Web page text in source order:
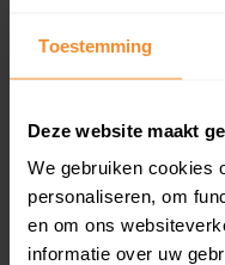
Toestemming
Deze website maakt
We gebruiken cookies
personaliseren, om
en om ons
informatie over uw
en koopdatum)
koopsommen.
Bekijk